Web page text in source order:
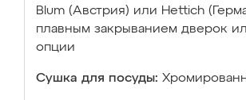
Blum (Австрия) или Hettich
плавным закрыванием дверок
опции
Сушка для посуды: